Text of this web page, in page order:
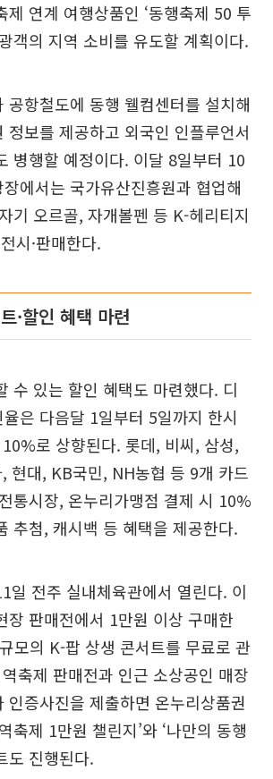
제 연계 여행상품인 ‘동행축제 50 투
객의 지역 소비를 유도할 계획이다.
공항철도에 동행 웰컴센터를 설치해
정보를 제공하고 외국인 인플루언서
병행할 예정이다. 이달 8일부터 10
에서는 국가유산진흥원과 협업해
기 오르골, 자개볼펜 등 K-헤리티지
시·판매한다.
·할인 혜택 마련
수 있는 할인 혜택도 마련했다. 디
은 다음달 1일부터 5일까지 한시
로 상향된다. 롯데, 비씨, 삼성,
현대, KB국민, NH농협 등 9개 카드
통시장, 온누리가맹점 결제 시 10%
추첨, 캐시백 등 혜택을 제공한다.
일 전주 실내체육관에서 열린다. 이
장 판매전에서 1만원 이상 구매한
모의 K-팝 상생 콘서트를 무료로 관
축제 판매전과 인근 소상공인 매장
인증사진을 제출하면 온누리상품권
축제 1만원 챌린지’와 ‘나만의 동행
도 진행된다.